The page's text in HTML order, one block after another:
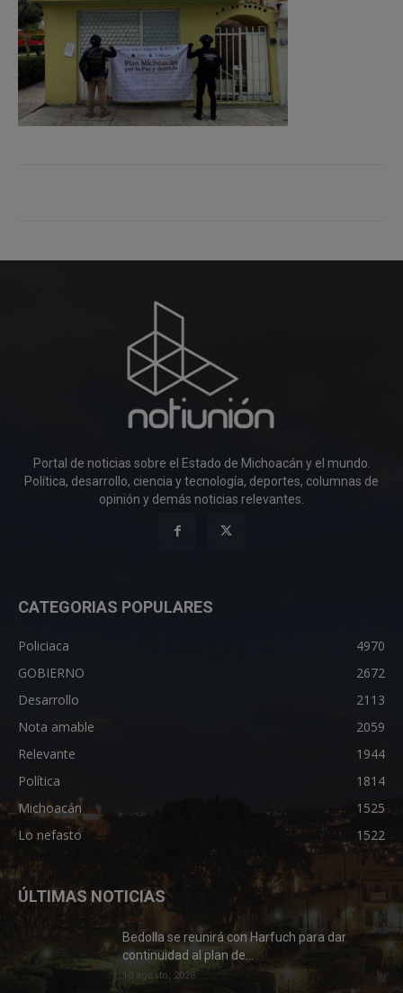
Portal de noticias sobre el Estado de Michoacán y el mundo.
Política, desarrollo, ciencia y tecnología, deportes, columnas de
opinión y demás noticias relevantes.
CATEGORIAS POPULARES
Policiaca
4970
GOBIERNO
2672
Desarrollo
2113
Nota amable
2059
Relevante
1944
Política
1814
Michoacán
1525
Lo nefasto
1522
ÚLTIMAS NOTICIAS
Bedolla se reunirá con Harfuch para dar
continuidad al plan de...
10 agosto, 2026